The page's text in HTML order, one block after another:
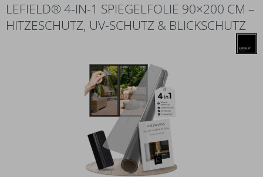
LEFIELD® 4-IN-1 SPIEGELFOLIE 90×200 CM –
HITZESCHUTZ, UV-SCHUTZ & BLICKSCHUTZ